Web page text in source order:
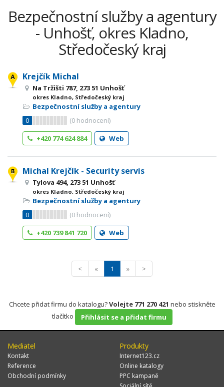
Bezpečnostní služby a agentury
- Unhošť, okres Kladno,
Středočeský kraj
Krejčík Michal
Na Tržišti 787, 273 51 Unhošť
okres Kladno, Středočeský kraj
Bezpečnostní služby a agentury
0
(0 hodnocení)
+420 774 624 884
Web
Michal Krejčík - Security servis
Tylova 494, 273 51 Unhošť
okres Kladno, Středočeský kraj
Bezpečnostní služby a agentury
0
(0 hodnocení)
+420 739 841 720
Web
< « 1 » >
Chcete přidat firmu do katalogu?Volejte 771 270 421 nebo stiskněte
tlačítko
Přihlásit se a přidat firmu
Mediatel
Kontakt
Reference
Obchodní podmínky
Produkty
Internet123.cz
Online katalogy
PPC kampaně